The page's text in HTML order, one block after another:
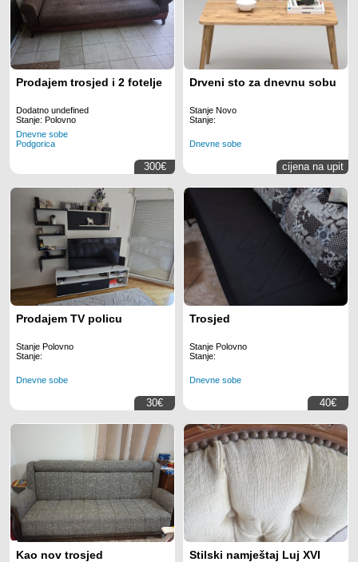
Prodajem trosjed i 2 fotelje
Dodatno undefined
Stanje: Polovno
Dnevne sobe
Podgorica
300€
Drveni sto za dnevnu sobu
Stanje Novo
Stanje:
Dnevne sobe
cijena na upit
Prodajem TV policu
Stanje Polovno
Stanje:
Dnevne sobe
30€
Trosjed
Stanje Polovno
Stanje:
Dnevne sobe
40€
Kao nov trosjed Stilski namještaj Luj XVI